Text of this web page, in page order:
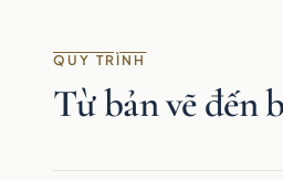
QUY TRÌNH
Từ bản vẽ đến